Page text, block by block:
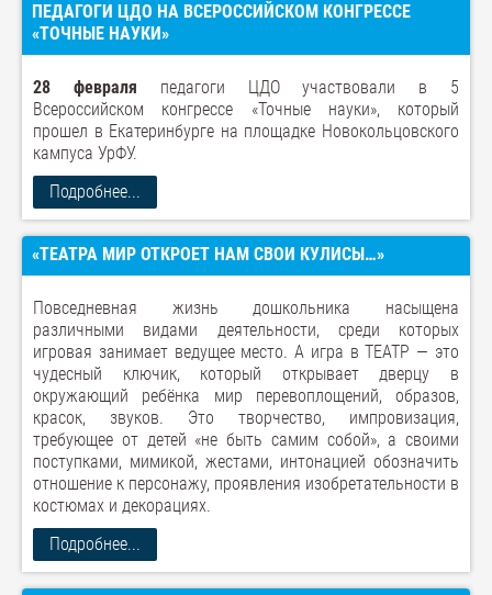
ПЕДАГОГИ ЦДО НА ВСЕРОССИЙСКОМ КОНГРЕССЕ
«ТОЧНЫЕ НАУКИ»
28 февраля педагоги ЦДО участвовали в 5
Всероссийском конгрессе «Точные науки», который
прошел в Екатеринбурге на площадке Новокольцовского
кампуса УрФУ.
Подробнее...
«ТЕАТРА МИР ОТКРОЕТ НАМ СВОИ КУЛИСЫ…»
Повседневная жизнь дошкольника насыщена
различными видами деятельности, среди которых
игровая занимает ведущее место. А игра в ТЕАТР — это
чудесный ключик, который открывает дверцу в
окружающий ребёнка мир перевоплощений, образов,
красок, звуков. Это творчество, импровизация,
требующее от детей «не быть самим собой», а своими
поступками, мимикой, жестами, интонацией обозначить
отношение к персонажу, проявления изобретательности в
костюмах и декорациях.
Подробнее...